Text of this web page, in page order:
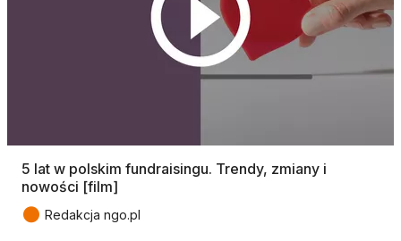
5 lat w polskim fundraisingu. Trendy, zmiany i
nowości [film]
● Redakcja ngo.pl